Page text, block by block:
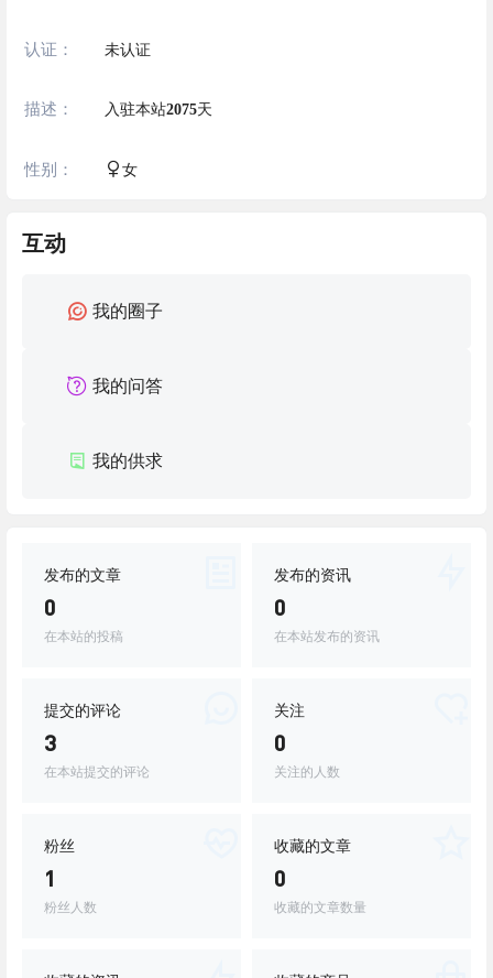
认证： 未认证
描述： 入驻本站2075天
性别： 女
互动
我的圈子
我的问答
我的供求
发布的文章
0
在本站的投稿
发布的资讯
0
在本站发布的资讯
提交的评论
3
在本站提交的评论
关注
0
关注的人数
粉丝
1
粉丝人数
收藏的文章
0
收藏的文章数量